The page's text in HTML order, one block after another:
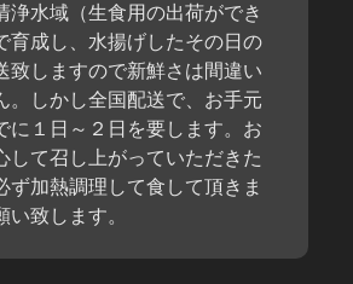
浄水域（生食用の出荷ができ
育成し、水揚げしたその日の
致しますので新鮮さは間違い
。しかし全国配送で、お手元
に１日～２日を要します。お
して召し上がっていただきた
ず加熱調理して食して頂きま
い致します。